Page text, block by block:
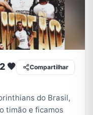
Shitpost
🖤
Compartilhar
do Brasil,
timão e ficamos